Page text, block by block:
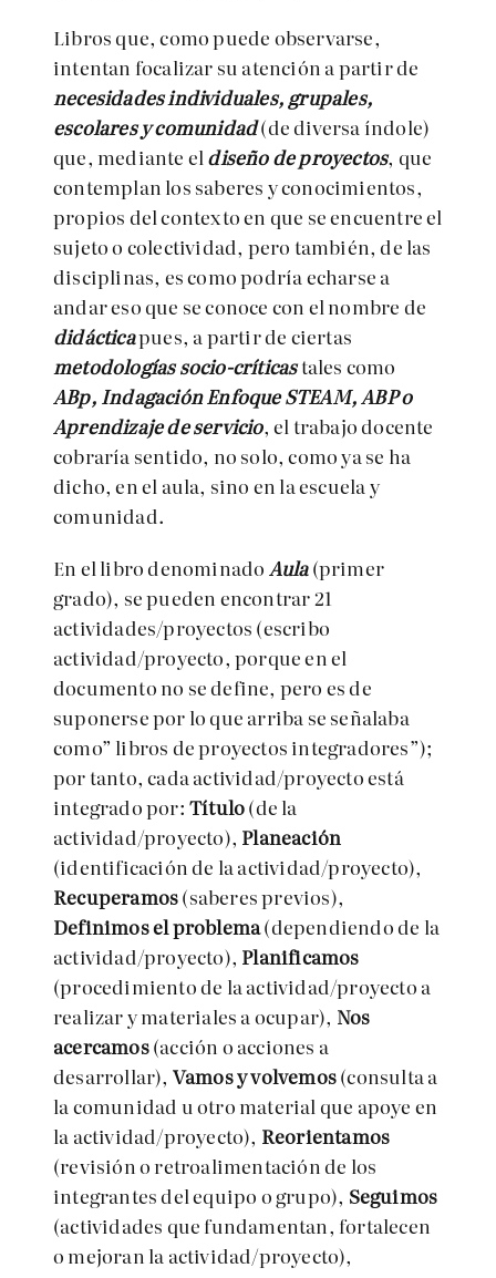
Libros que, como puede observarse,
intentan focalizar su atención a partir de
necesidades individuales, grupales,
escolares y comunidad(de diversa índole)
que, mediante eldiseño de proyectos, que
contemplan los saberes y conocimientos,
propios del contexto en que se encuentre el
sujeto o colectividad, pero también, de las
disciplinas, es como podría echarse a
andar eso que se conoce con el nombre de
didácticapues, a partir de ciertas
metodologías socio-críticastales como
ABp, Indagación Enfoque STEAM, ABP o
Aprendizaje de servicio, el trabajo docente
cobraría sentido, no solo, como ya se ha
dicho, en el aula, sino en la escuela y
comunidad.
En el libro denominado Aula(primer
grado), se pueden encontrar 21
actividades/proyectos (escribo
actividad/proyecto, porque en el
documento no se define, pero es de
suponerse por lo que arriba se señalaba
como” libros de proyectos integradores”);
por tanto, cada actividad/proyecto está
integrado por: Título(de la
actividad/proyecto), Planeación
(identificación de la actividad/proyecto),
Recuperamos(saberes previos),
Definimos el problema(dependiendo de la
actividad/proyecto), Planificamos
(procedimiento de la actividad/proyecto a
realizar y materiales a ocupar), Nos
acercamos(acción o acciones a
desarrollar), Vamos y volvemos(consulta a
la comunidad u otro material que apoye en
la actividad/proyecto), Reorientamos
(revisión o retroalimentación de los
integrantes del equipo o grupo), Seguimos
(actividades que fundamentan, fortalecen
o mejoran la actividad/proyecto),